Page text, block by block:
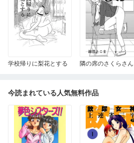
学校帰りに梨花とする 隣の席のさくらさん
今読まれている人気無料作品